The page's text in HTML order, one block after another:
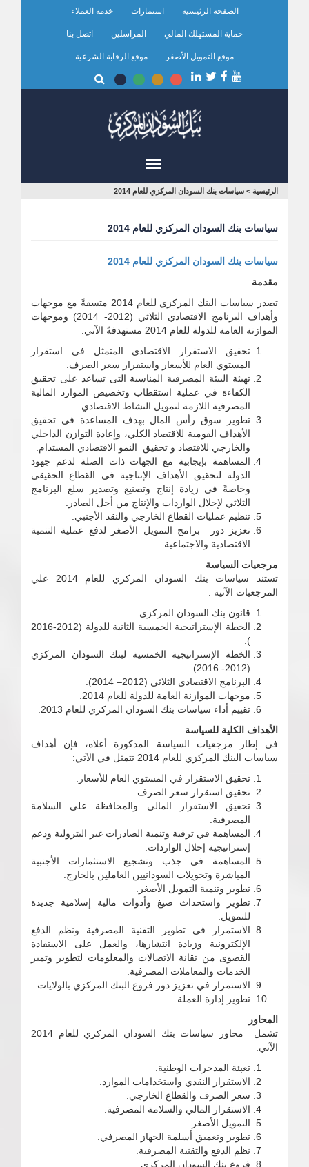
الصفحة الرئيسية استمارات خدمة العملاء
حماية المستهلك المالي المراسلين اتصل بنا
موقع التمويل الأصغر موقع الرقابة الشرعية
أنت
هنا
الرئيسية > سياسات بنك السودان المركزي للعام 2014
سياسات بنك السودان المركزي للعام 2014
سياسات بنك السودان المركزي للعام 2014
مقدمة
تصدر سياسات البنك المركزي للعام 2014 متسقةً مع موجهات
وأهداف البرنامج الاقتصادي الثلاثي (2012- 2014) وموجهات
الموازنة العامة للدولة للعام 2014 مستهدفةً الآتي:
تحقيق الاستقرار الاقتصادي المتمثل فى استقرار
المستوي العام للأسعار واستقرار سعر الصرف.
تهيئة البيئة المصرفية المناسبة التى تساعد على تحقيق
الكفاءة في عملية استقطاب وتخصيص الموارد المالية
المصرفية اللازمة لتمويل النشاط الاقتصادي.
تطوير سوق رأس المال بهدف المساعدة في تحقيق
الأهداف القومية للاقتصاد الكلي، وإعادة التوازن الداخلي
والخارجي للاقتصاد و تحقيق النمو الاقتصادي المستدام.
المساهمة بإيجابية مع الجهات ذات الصلة لدعم جهود
الدولة لتحقيق الأهداف الإنتاجية في القطاع الحقيقي
وخاصةً في زيادة إنتاج وتصنيع وتصدير سلع البرنامج
الثلاثي لإحلال الواردات والإنتاج من أجل الصادر.
تنظيم عمليات القطاع الخارجي والنقد الأجنبي.
تعزيز دور برامج التمويل الأصغر لدفع عملية التنمية
الاقتصادية والاجتماعية.
مرجعيات السياسة
تستند سياسات بنك السودان المركزي للعام 2014 علي
المرجعيات الآتية :
قانون بنك السودان المركزي.
الخطة الإستراتيجية الخمسية الثانية للدولة (2012-2016
).
الخطة الإستراتيجية الخمسية لبنك السودان المركزي
(2012- 2016).
البرنامج الاقتصادي الثلاثي (2012– 2014).
موجهات الموازنة العامة للدولة للعام 2014.
تقييم أداء سياسات بنك السودان المركزي للعام 2013.
الأهداف الكلية للسياسة
في إطار مرجعيات السياسة المذكورة أعلاه، فإن أهداف
سياسات البنك المركزي للعام 2014 تتمثل في الآتي:
تحقيق الاستقرار في المستوي العام للأسعار.
تحقيق استقرار سعر الصرف.
تحقيق الاستقرار المالي والمحافظة على السلامة
المصرفية.
المساهمة في ترقية وتنمية الصادرات غير البترولية ودعم
إستراتيجية إحلال الواردات.
المساهمة في جذب وتشجيع الاستثمارات الأجنبية
المباشرة وتحويلات السودانيين العاملين بالخارج.
تطوير وتنمية التمويل الأصغر.
تطوير واستحداث صيغ وأدوات مالية إسلامية جديدة
للتمويل.
الاستمرار في تطوير التقنية المصرفية ونظم الدفع
الإلكترونية وزيادة انتشارها، والعمل على الاستفادة
القصوى من تقانة الاتصالات والمعلومات لتطوير وتميز
الخدمات والمعاملات المصرفية.
الاستمرار في تعزيز دور فروع البنك المركزي بالولايات.
تطوير إدارة العملة.
المحاور
تشمل محاور سياسات بنك السودان المركزي للعام 2014
الآتي:
تعبئة المدخرات الوطنية.
الاستقرار النقدي واستخدامات الموارد.
سعر الصرف والقطاع الخارجي.
الاستقرار المالي والسلامة المصرفية.
التمويل الأصغر.
تطوير وتعميق أسلمة الجهاز المصرفي.
نظم الدفع والتقنية المصرفية.
فروع بنك السودان المركزي.